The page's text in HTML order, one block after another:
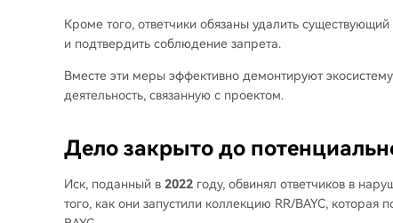
Кроме того, ответчики обязаны удалить
и подтвердить соблюдение запрета.
Вместе эти меры эффективно демонтируют
деятельность, связанную с проектом.
Дело закрыто до
Иск, поданный в 2022 году, обвинял ответчиков в
того, как они запустили коллекцию RR/BAYC,